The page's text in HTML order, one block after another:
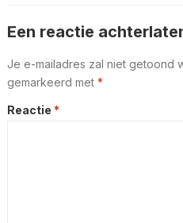
Een reactie
Je e-mailadres zal niet getoond
gemarkeerd met *
Reactie *